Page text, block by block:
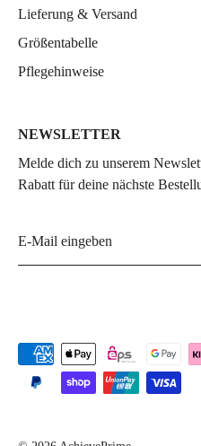
Lieferung & Versand
Größentabelle
Pflegehinweise
NEWSLETTER
Melde dich zu unserem
Rabatt für deine nächste